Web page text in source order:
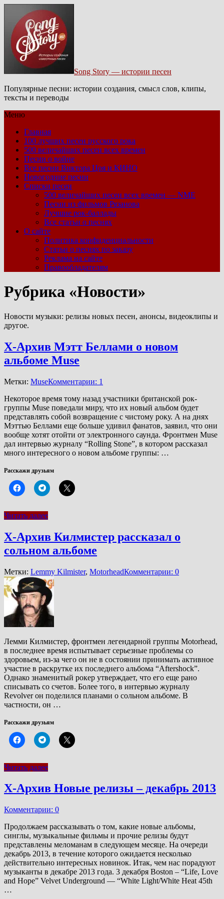
Song Story — истории песен
Популярные песни: истории создания, смысл слов, клипы,
тексты и переводы
Меню
Главная
100 лучших песен русского рока
500 величайших песен всех времен
Песни о войне
Все песни Виктора Цоя и КИНО
Новогодние песни
Списки песен
500 величайших песен всех времен — NME
Песни из фильмов Рязанова
Лучшие рок-баллады
Все статьи о песнях
О сайте
Политика конфиденциальности
Статьи о песнях по заказу
Реклама на сайте
Правообладателям
Рубрика «Новости»
Новости музыки: релизы новых песен, анонсы, видеоклипы и
другое.
Х-Архив Мэтт Беллами о новом
альбоме Muse
Метки: MuseКомментарии: 1
Некоторое время тому назад участники британской рок-
группы Muse поведали миру, что их новый альбом будет
представлять собой возвращение с чистому року. А на днях
Мэттью Беллами еще больше удивил фанатов, заявил, что они
вообще хотят отойти от электронного саунда. Фронтмен Muse
дал интервью журналу “Rolling Stone”, в котором рассказал
много интересного о новом альбоме группы: …
Расскажи друзьям
Читать далее
Х-Архив Килмистер рассказал о
сольном альбоме
Метки: Lemmy Kilmister, MotorheadКомментарии: 0
Лемми Килмистер, фронтмен легендарной группы Motorhead,
в последнее время испытывает серьезные проблемы со
здоровьем, из-за чего он не в состоянии принимать активное
участие в раскрутке их последнего альбома “Aftershock”.
Однако знаменитый рокер утверждает, что его еще рано
списывать со счетов. Более того, в интервью журналу
Revolver он поделился планами о сольном альбоме. В
частности, он …
Расскажи друзьям
Читать далее
Х-Архив Новые релизы – декабрь 2013
Комментарии: 0
Продолжаем рассказывать о том, какие новые альбомы,
синглы, музыкальные фильмы и прочие релизы будут
представлены меломанам в следующем месяце. На очереди
декабрь 2013, в течение которого ожидается несколько
действительно интересных новинок. Итак, чем нас порадуют
музыканты в декабре 2013 года. 3 декабря Boston – “Life, Love
and Hope” Velvet Underground — “White Light/White Heat 45th
…